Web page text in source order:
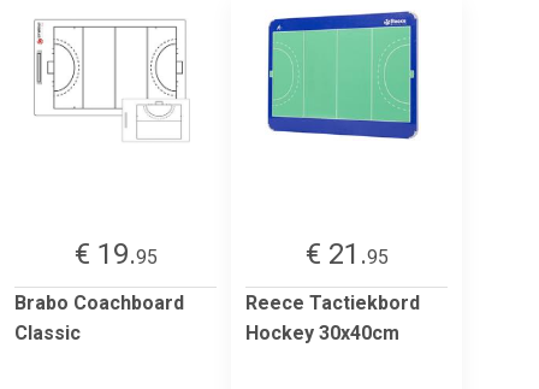
€ 19.95
Brabo Coachboard
Classic
€ 21.95
Reece Tactiekbord
Hockey 30x40cm